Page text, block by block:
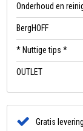
Onderhoud en
BergHOFF
* Nuttige tips *
OUTLET
Gratis